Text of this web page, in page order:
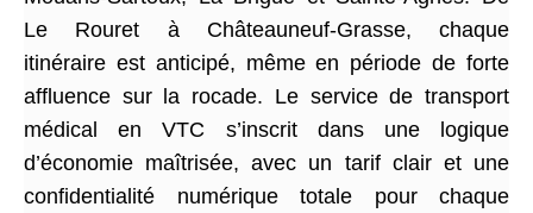
Le Rouret à Châteauneuf-Grasse, chaque
itinéraire est anticipé, même en période de forte
affluence sur la rocade. Le service de transport
médical en VTC s’inscrit dans une logique
d’économie maîtrisée, avec un tarif clair et une
confidentialité numérique totale pour chaque